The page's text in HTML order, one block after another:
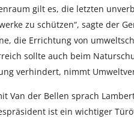
gilt es, die letzten
zu schützen“, sagte der
die Errichtung von
sollte auch beim
verhindert, nimmt
Van der Bellen sprach
ist ein wichtiger